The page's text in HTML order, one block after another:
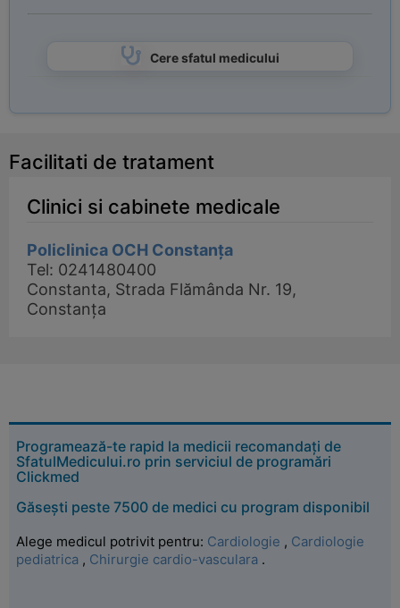
Cere sfatul medicului
Facilitati de tratament
Clinici si cabinete medicale
Policlinica OCH Constanța
Tel: 0241480400
Constanta, Strada Flămânda Nr. 19,
Constanța
Programează-te rapid la medicii recomandați de
SfatulMedicului.ro prin serviciul de programări
Clickmed
Găsești peste 7500 de medici cu program disponibil
Alege medicul potrivit pentru: Cardiologie , Cardiologie
pediatrica , Chirurgie cardio-vasculara .